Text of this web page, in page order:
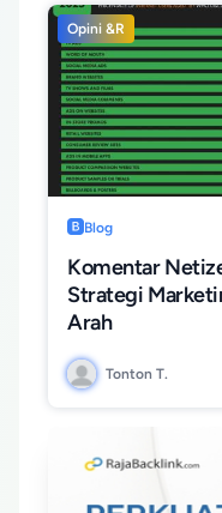
Opini &R
Blog
Komentar
Strategi
Arah
Tonton T.